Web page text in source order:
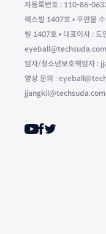
자등록번호 : 110-86-
렉스빌 1407호 • 우편물
빌 1407호 • 대표이사 : 도
eyeball@techsuda.com
임자/청소년보호책임자
영상 문의 :
jjangkil@techsuda.com